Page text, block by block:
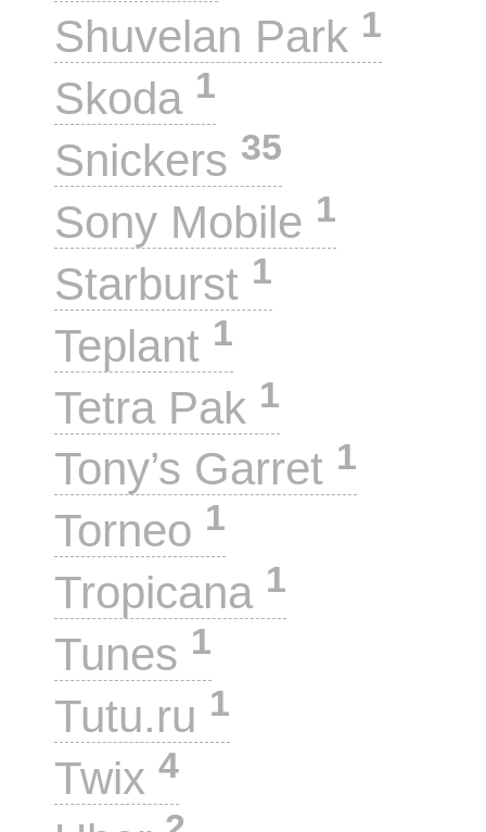
Shuvelan Park 1
Skoda 1
Snickers 35
Sony Mobile 1
Starburst 1
Teplant 1
Tetra Pak 1
Tony’s Garret 1
Torneo 1
Tropicana 1
Tunes 1
Tutu.ru 1
Twix 4